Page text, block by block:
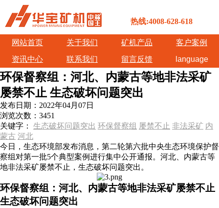
热线:4008-628-618
网站首页 关于我们 矿机产品
客户案例
资讯中心
联系我们 留言反馈 language
环保督察组：河北、内蒙古等地非法采矿
屡禁不止 生态破坏问题突出
发布日期： 2022年04月07日
浏览次数： 3451
关键字： 生态破坏问题突出 环保督察组 屡禁不止 非法采矿 内
蒙古 河北
今日，生态环境部发布消息，第二轮第六批中央生态环境保护督
察组对第一批5个典型案例进行集中公开通报。河北、内蒙古等
地非法采矿屡禁不止，生态破坏问题突出。
环保督察组：河北、内蒙古等地非法采矿屡禁不止
生态破坏问题突出